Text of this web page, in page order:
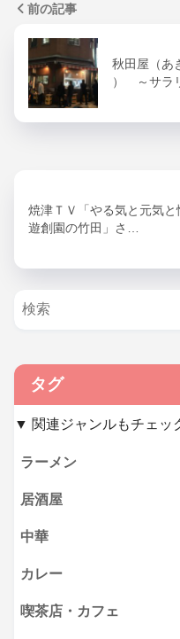
前の記事
秋田屋（あ
） ～サラ
焼津ＴＶ「やる気と元気
遊創園の竹田」さ…
タグ
▼ 関連ジャンルもチェッ
ラーメン
居酒屋
中華
カレー
喫茶店・カフェ